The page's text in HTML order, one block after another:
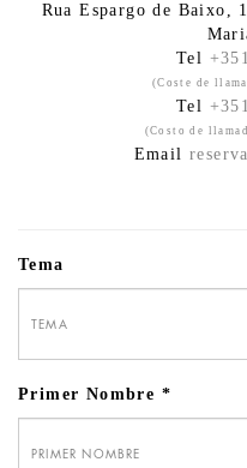
Rua Espargo de Baixo,
Tel
(Coste de
Tel
(Costo de
Email
Tema
Primer Nombre